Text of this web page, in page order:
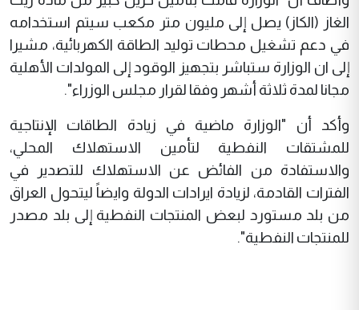
الغاز (الكاز) يصل إلى مليون متر مكعب سيتم استخدامه
في دعم تشغيل محطات توليد الطاقة الكهربائية، مشيرا
إلى ان الوزارة ستباشر بتجهيز الوقود إلى المولدات الأهلية
مجانا لمدة ثلاثة أشهر وفقا لقرار مجلس الوزراء".
وأكد أن "الوزارة ماضية في زيادة الطاقات الإنتاجية
للمشتقات النفطية لتأمين الاستهلاك المحلي،
والاستفادة من الفائض عن الاستهلاك للتصدير في
الفترات القادمة، لزيادة ايرادات الدولة وايضاً ليتحول العراق
من بلد مستورد لبعض المنتجات النفطية إلى بلد مصدر
للمنتجات النفطية".